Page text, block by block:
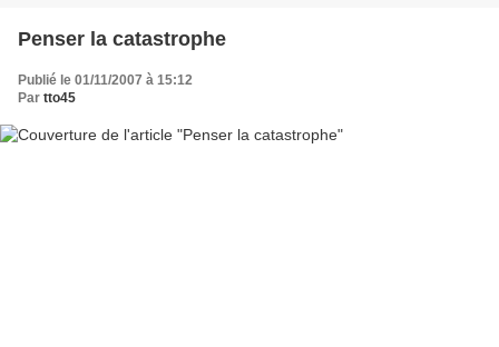
Penser la catastrophe
Publié le 01/11/2007 à 15:12
Par tto45